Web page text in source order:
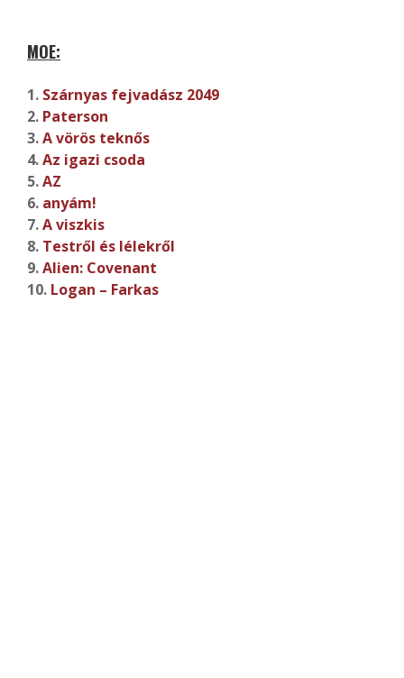
MOE:
1. Szárnyas fejvadász 2049
2. Paterson
3.A vörös teknős
4.Az igazi csoda
5.AZ
6. anyám!
7.A viszkis
8. Testről és lélekről
9.Alien: Covenant
10. Logan – Farkas